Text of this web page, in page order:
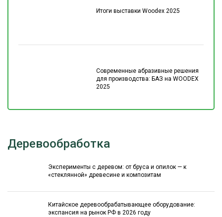
Итоги выставки Woodex 2025
Современные абразивные решения
для производства: БАЗ на WOODEX
2025
Деревообработка
Эксперименты с деревом: от бруса и опилок — к
«стеклянной» древесине и композитам
Китайское деревообрабатывающее оборудование:
экспансия на рынок РФ в 2026 году